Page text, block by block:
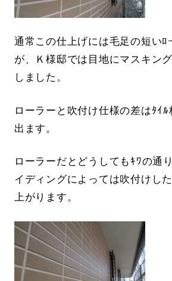
通常この仕上げには毛足の短いﾛ
が、Ｋ様邸では目地にマスキン
しました。
ローラーと吹付け仕様の差はﾀｲ
出ます。
ローラーだとどうしてもｷﾜの通
イディングによっては吹付けし
上がります。